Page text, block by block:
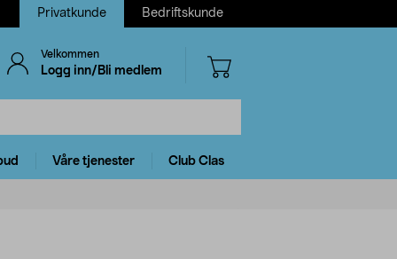
Privatkunde Bedriftskunde
Velkommen
Logg inn/Bli medlem
Våre tjenester Club Clas